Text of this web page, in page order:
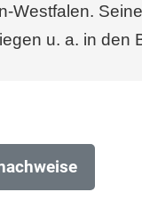
Westfalen.
u. a. in den